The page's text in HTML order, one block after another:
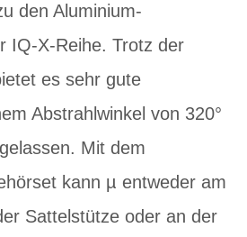
den Aluminium-
IQ-X-Reihe. Trotz der
es sehr gute
Abstrahlwinkel von 320°
Mit dem
kann µ entweder am
Sattelstütze oder an der